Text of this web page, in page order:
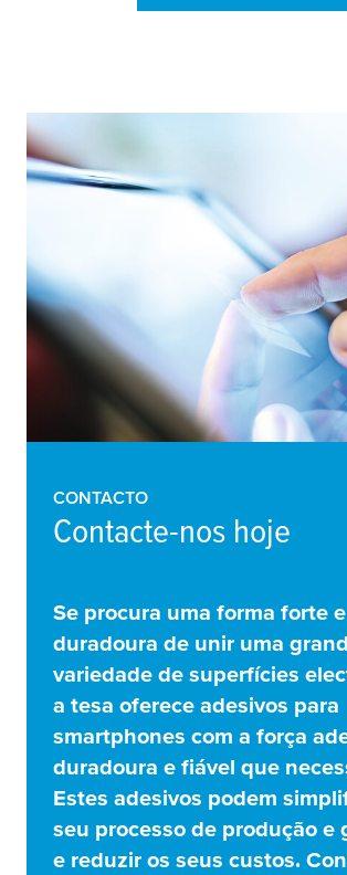
CONTACTO
Contacte-nos hoje
Se procura uma forma forte e
duradoura de unir uma
variedade de superfícies
a tesa oferece adesivos para
smartphones com a força
duradoura e fiável que
Estes adesivos podem
seu processo de produção e
e reduzir os seus custos.